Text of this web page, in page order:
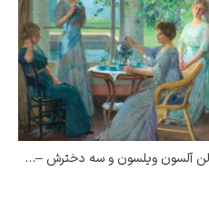
کامی پیسارو
ادوارد هاپر
الن آلسون ویلسون و سه دخترش – رابرت وانوه